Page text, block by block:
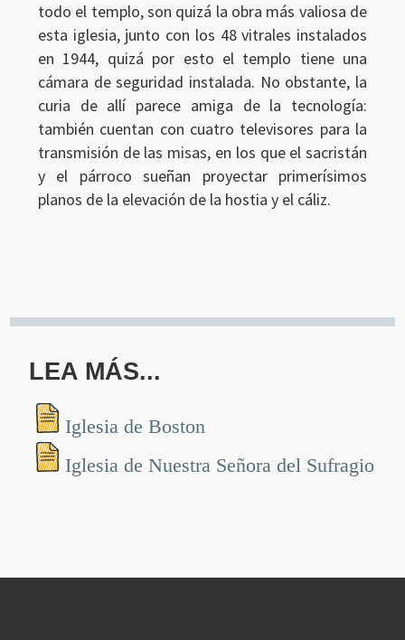
todo el templo, son quizá la obra más valiosa de
esta iglesia, junto con los 48 vitrales instalados
en 1944, quizá por esto el templo tiene una
cámara de seguridad instalada. No obstante, la
curia de allí parece amiga de la tecnología:
también cuentan con cuatro televisores para la
transmisión de las misas, en los que el sacristán
y el párroco sueñan proyectar primerísimos
planos de la elevación de la hostia y el cáliz.
LEA MÁS...
Iglesia de Boston
Iglesia de Nuestra Señora del Sufragio